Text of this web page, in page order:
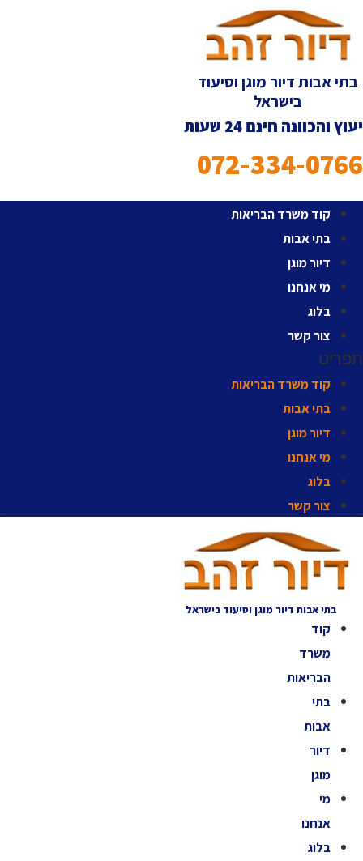
לתוכן
בתי אבות דיור מוגן וסיעוד
בישראל
יעוץ והכוונה חינם 24 שעות
072-334-0766
קוד משרד הבריאות
בתי אבות
דיור מוגן
מי אנחנו
בלוג
צור קשר
תפריט
קוד משרד הבריאות
בתי אבות
דיור מוגן
מי אנחנו
בלוג
צור קשר
בתי אבות דיור מוגן וסיעוד בישראל
קוד
משרד
הבריאות
בתי
אבות
דיור
מוגן
מי
אנחנו
בלוג